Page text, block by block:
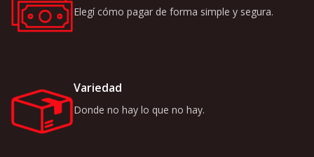
Elegí cómo pagar de forma simple y segura.
Variedad
Donde no hay lo que no hay.